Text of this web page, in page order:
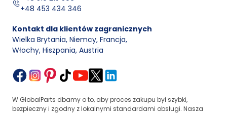
+48 453 434 346
Kontakt dla klientów zagranicznych
Wielka Brytania, Niemcy, Francja,
Włochy, Hiszpania, Austria
W GlobalParts dbamy o to, aby proces zakupu był szybki,
bezpieczny i zgodny z lokalnymi standardami obsługi. Nasza